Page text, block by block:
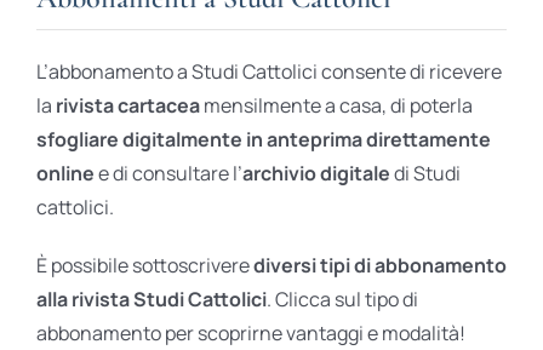
Ares Gold
Ares Digital
Ares Gift Card
L’abbonamento a Studi Cattolici consente di ricevere
la rivista cartaceamensilmente a casa, di poterla
sfogliare digitalmente in anteprima direttamente
onlinee di consultare l’archivio digitaledi Studi
cattolici.
È possibile sottoscriverediversi tipi di abbonamento
alla rivista Studi Cattolici. Clicca sul tipo di
abbonamento per scoprirne vantaggi e modalità!